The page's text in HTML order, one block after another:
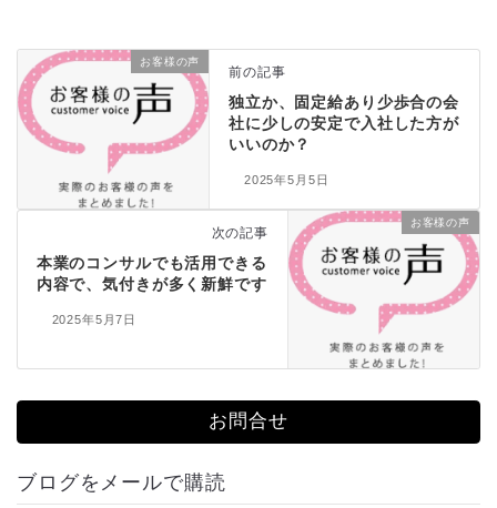
お客様の声
前の記事
独立か、固定給あり少歩合の会
社に少しの安定で入社した方が
いいのか？
2025年5月5日
お客様の声
次の記事
本業のコンサルでも活用できる
内容で、気付きが多く新鮮です
2025年5月7日
お問合せ
ブログをメールで購読